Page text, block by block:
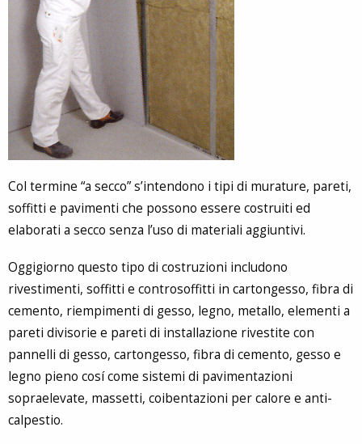
Col termine “a secco” s’intendono i tipi di murature, pareti,
soffitti e pavimenti che possono essere costruiti ed
elaborati a secco senza l’uso di materiali aggiuntivi.
Oggigiorno questo tipo di costruzioni includono
rivestimenti, soffitti e controsoffitti in cartongesso, fibra di
cemento, riempimenti di gesso, legno, metallo, elementi a
pareti divisorie e pareti di installazione rivestite con
pannelli di gesso, cartongesso, fibra di cemento, gesso e
legno pieno cosí come sistemi di pavimentazioni
sopraelevate, massetti, coibentazioni per calore e anti-
calpestio.